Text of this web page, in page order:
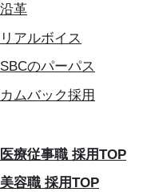
沿革
リアルボイス
SBCのパーパス
カムバック採用
医療従事職 採用TOP
美容職 採用TOP